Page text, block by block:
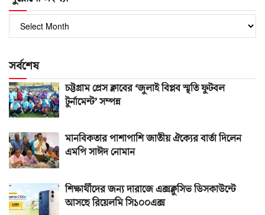
সংখ্যা
সর্বশেষ
চট্টগ্রাম প্রেস ক্লাবের ‘জুলাই বিপ্লব স্মৃতি ফুটবল
টুর্নামেন্ট’ সম্পন্ন
মানবিকতার পাশাপাশি জাতীয় ঐক্যের বার্তা দিলেন
এমপি সাঈদ নোমান
শিক্ষার্থীদের জন্য দারাজে এক্সক্লুসিভ ডিসকাউন্টে
আসছে রিয়েলমি সি১০০এক্স